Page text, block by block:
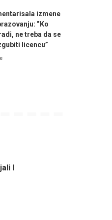
izmene
”Ko
ne treba da se
licencu”
I